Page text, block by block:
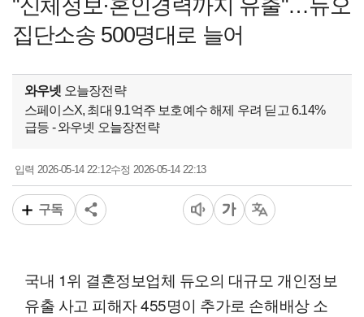
"신체정보·혼인경력까지 유출"…듀오
집단소송 500명대로 늘어
와우넷 오늘장전략
스페이스X, 최대 9.1억주 보호예수 해제 우려 딛고 6.14%
급등 - 와우넷 오늘장전략
입력2026-05-14 22:12수정 2026-05-14 22:13
구독
국내 1위 결혼정보업체 듀오의 대규모 개인정보
유출 사고 피해자 455명이 추가로 손해배상 소